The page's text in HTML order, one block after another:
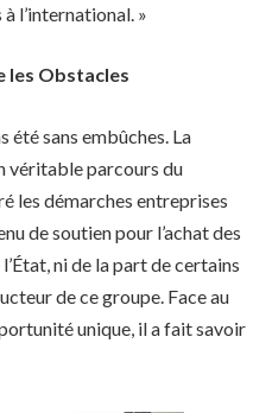
l’international. »
les Obstacles
été sans embûches. La
véritable parcours du
les démarches entreprises
de soutien pour l’achat des
ni de la part de certains
de ce groupe. Face au
unique, il a fait savoir